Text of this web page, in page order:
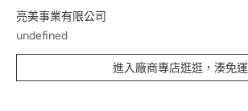
亮美事業有限公司
undefined
進入廠商專店逛逛，湊免運